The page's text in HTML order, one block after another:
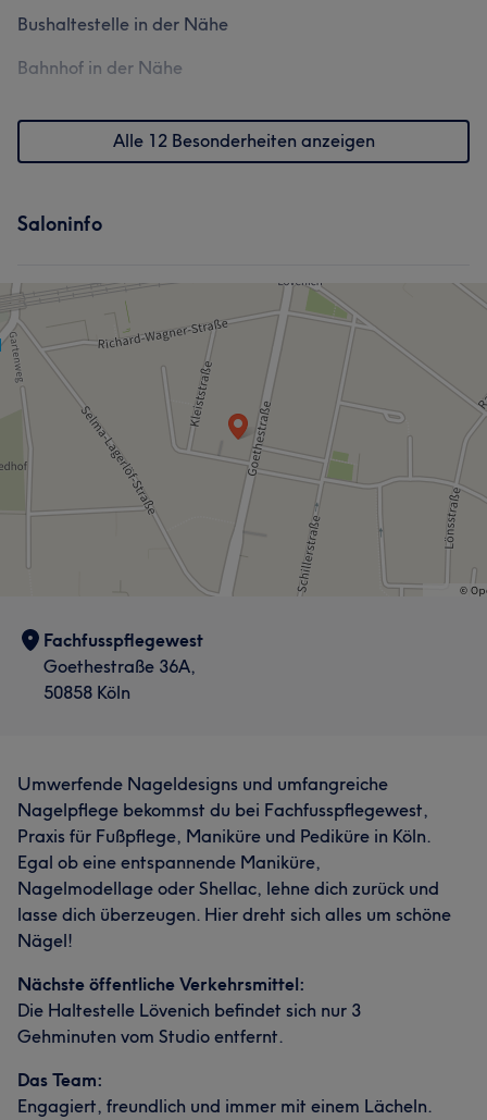
Bushaltestelle in der Nähe
Bahnhof in der Nähe
Alle 12 Besonderheiten anzeigen
Saloninfo
Fachfusspflegewest
Goethestraße 36A,
50858 Köln
Umwerfende Nageldesigns und umfangreiche
Nagelpflege bekommst du bei Fachfusspflegewest,
Praxis für Fußpflege, Maniküre und Pediküre in Köln.
Egal ob eine entspannende Maniküre,
Nagelmodellage oder Shellac, lehne dich zurück und
lasse dich überzeugen. Hier dreht sich alles um schöne
Nägel!
Nächste öffentliche Verkehrsmittel:
Die Haltestelle Lövenich befindet sich nur 3
Gehminuten vom Studio entfernt.
Das Team:
Engagiert, freundlich und immer mit einem Lächeln.